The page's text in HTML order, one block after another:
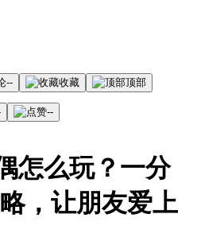
-- 收藏 顶部
--
怎么玩？一分
，让朋友爱上